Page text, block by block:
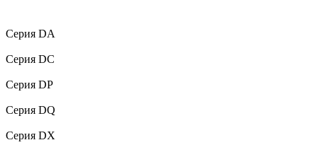
Серия DA
Серия DC
Серия DP
Серия DQ
Серия DX